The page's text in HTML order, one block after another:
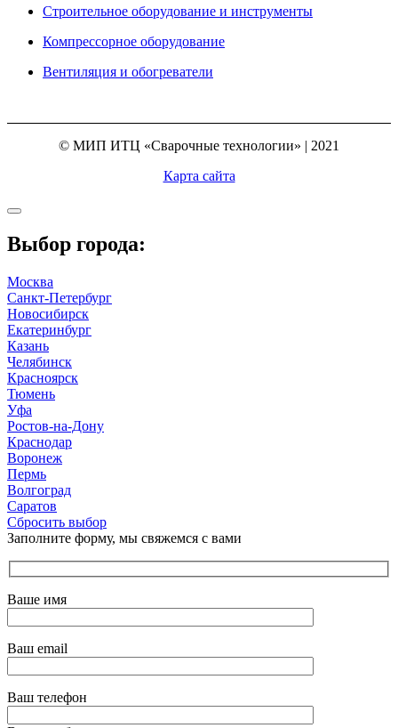
Строительное оборудование и инструменты
Компрессорное оборудование
Вентиляция и обогреватели
© МИП ИТЦ «Сварочные технологии» | 2021
Карта сайта
Выбор города:
Москва
Санкт-Петербург
Новосибирск
Екатеринбург
Казань
Челябинск
Красноярск
Тюмень
Уфа
Ростов-на-Дону
Краснодар
Воронеж
Пермь
Волгоград
Саратов
Сбросить выбор
Заполните форму, мы свяжемся с вами
Ваше имя
Ваш email
Ваш телефон